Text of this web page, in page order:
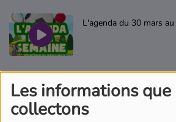
Les informations que
collectons
Qui sommes-nous ?
Contact
L'agenda du 30 mars
Les Histoires de Francis